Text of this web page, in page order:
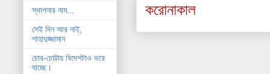
করোনাকাল
স্থাপনার নাম...
সেই দিন আর নাই,
শাহাদুজ্জামান
চোর-চোট্টায় বিদেশটাও ভরে
যাচ্ছে।